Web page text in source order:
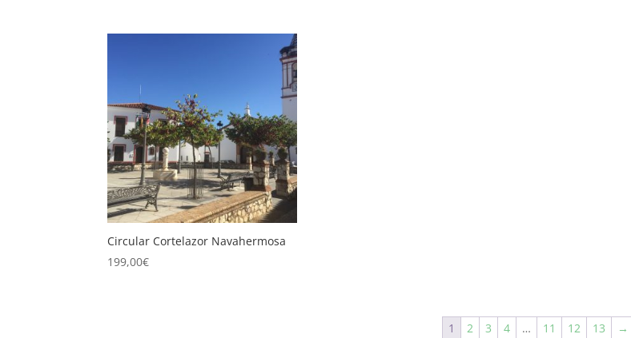
Circular Cortelazor Navahermosa
199,00€
1 2 3 4 … 11 12 13 →